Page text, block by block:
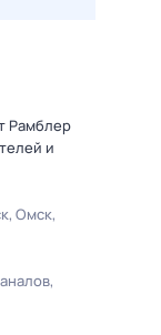
Рамблер
и
Омск